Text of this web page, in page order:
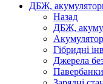
ДБЖ,
Назад
ДБЖ,
Гібридні
Джерела
Павербанки